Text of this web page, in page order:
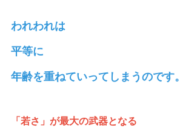
われわれは
平等に
年齢を重ねていってしまうのです。
「若さ」が最大の武器となる